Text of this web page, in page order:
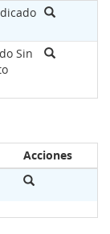
Sin
Acciones